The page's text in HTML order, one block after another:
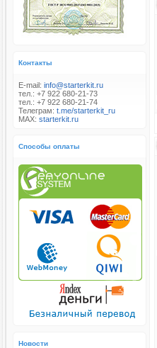
Контакты
E-mail: info@starterkit.ru
тел.: +7 922 680-21-73
тел.: +7 922 680-21-74
Телеграм: t.me/starterkit_ru
MAX: starterkit.ru
Способы оплаты
Новости